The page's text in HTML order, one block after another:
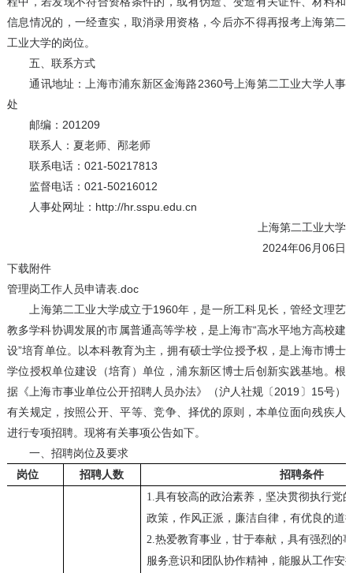
信息情况的，一经查实，取消录用资格，今后亦不得再报考上海第二
工业大学的岗位。
五、联系方式
通讯地址：上海市浦东新区金海路2360号上海第二工业大学人事
处
邮编：201209
联系人：夏老师、邴老师
联系电话：021-50217813
监督电话：021-50216012
人事处网址：http://hr.sspu.edu.cn
上海第二工业大学
2024年06月06日
下载附件
管理岗工作人员申请表.doc
上海第二工业大学成立于1960年，是一所工科见长，管经文理艺
教多学科协调发展的市属普通高等学校，是上海市“高水平地方高校建
设”培育单位。以本科教育为主，拥有硕士学位授予权，是上海市博士
学位授权单位建设（培育）单位，浦东新区博士后创新实践基地。根
据《上海市事业单位公开招聘人员办法》（沪人社规〔2019〕15号）
有关规定，按照公开、平等、竞争、择优的原则，本单位面向残疾人
进行专项招聘。现将有关事项公告如下。
一、招聘岗位及要求
岗位 招聘人数 招聘条件
1.具有较高的政治素养，坚决贯彻执行党
政策，作风正派，廉洁自律，有优良的道
2.热爱教育事业，甘于奉献，具有强烈的
服务意识和团队协作精神，能服从工作安